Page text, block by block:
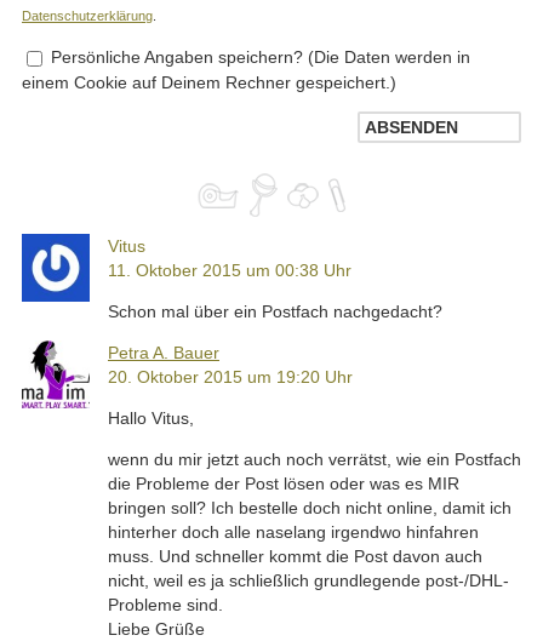
Datenschutzerklärung
Persönliche Angaben speichern? (Die Daten werden in
einem Cookie auf Deinem Rechner gespeichert.)
Vitus
11. Oktober 2015 um 00:38 Uhr
Schon mal über ein Postfach nachgedacht?
Petra A. Bauer
20. Oktober 2015 um 19:20 Uhr
Hallo Vitus,
wenn du mir jetzt auch noch verrätst, wie ein Postfach
die Probleme der Post lösen oder was es MIR
bringen soll? Ich bestelle doch nicht online, damit ich
hinterher doch alle naselang irgendwo hinfahren
muss. Und schneller kommt die Post davon auch
nicht, weil es ja schließlich grundlegende post-/DHL-
Probleme sind.
Liebe Grüße